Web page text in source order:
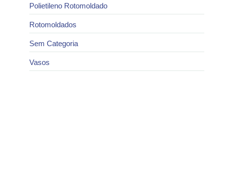
Polietileno Rotomoldado
Rotomoldados
Sem Categoria
Vasos